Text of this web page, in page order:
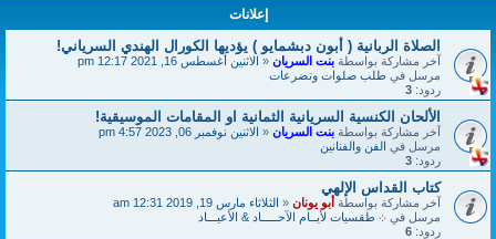
إعلانات
الصلاة الربانية ( أبون دبشمايو ) يؤديها الكورال الهندي السرياني!
آخر مشاركة بواسطةبنت السريان«الاثنين أغسطس 16, 2021 12:17 pm
مرسل فيطلب صلوات وتضرعات
ردود: 3
الألحان الكنسية السريانية الثمانية او المقامات الموسيقية!
آخر مشاركة بواسطةبنت السريان«الاثنين نوفمبر 06, 2023 4:57 pm
مرسل فيالفن والفنانين
ردود: 3
كتاب القداس الإلهي
آخر مشاركة بواسطةأبو يونان«الثلاثاء مارس 19, 2019 12:31 am
مرسل في܀ طقسيات لأيــام الآحـــــاد & الأعيـــاد
ردود: 6